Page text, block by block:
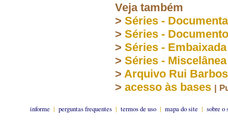
Veja também
> Séries -
> Séries -
> Séries -
> Séries - Miscelânea
> Arquivo Rui
> acesso às bases |
informe | perguntas frequentes | termos de uso | mapa do site | sobre o